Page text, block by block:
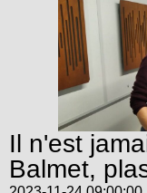
Il n'est
Balmet,